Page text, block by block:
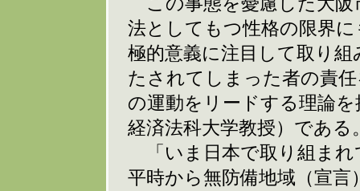
法としてもつ性格の限界
極的意義に注目して取り
たされてしまった者の責
の運動をリードする理論
経済法科大学教授）であ
「いま日本で取り組まれ
平時から無防備地域（宣